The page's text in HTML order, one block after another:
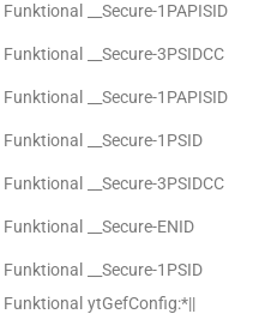
Funktional __Secure-1PAPISID
Funktional __Secure-3PSIDCC
Funktional __Secure-1PAPISID
Funktional __Secure-1PSID
Funktional __Secure-3PSIDCC
Funktional __Secure-ENID
Funktional __Secure-1PSID
Funktional ytGefConfig:*||